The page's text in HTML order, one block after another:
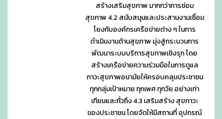
สร้างเสริมสุขภาพ มากกว่าการซ่อม
สุขภาพ 4.2 สนับสนุนและประสานงานเชื่อม
โยงกับองค์กรเครือข่ายต่าง ๆ ในการ
ดำเนินงานด้านสุขภาพ มุ่งสู่กระบวนการ
พัฒนาระบบบริการสุขภาพเชิงรุก โดย
สร้างเครือข่ายความร่วมมือในการดูแล
ภาวะสุขภาพอนามัยให้ครอบคลุมประชาชน
ทุกกลุ่มเป้าหมาย ทุกเพศ ทุกวัย อย่างเท่า
เทียมและทั่วถึง 4.3 เสริมสร้าง สุขภาวะ
ของประชาชน โดยจัดให้มีสถานที่ อุปกรณ์